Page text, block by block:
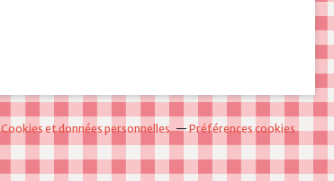
Cookies et données personnelles Préférences cookies